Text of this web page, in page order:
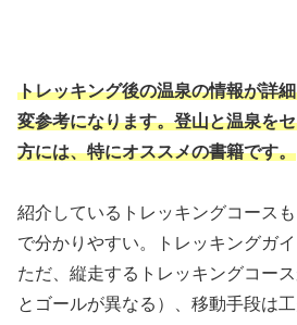
トレッキング後の温泉の情報が詳
変参考になります。登山と温泉を
方には、特にオススメの書籍です。
紹介しているトレッキングコース
で分かりやすい。トレッキングガ
ただ、縦走するトレッキングコー
とゴールが異なる）、移動手段は工